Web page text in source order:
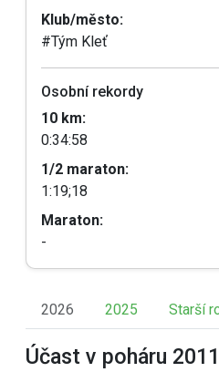
Klub/město:
#Tým Kleť
Osobní rekordy
10 km:
0:34:58
1/2 maraton:
1:19;18
Maraton:
-
2026 2025 Starší
Účast v poháru 2011